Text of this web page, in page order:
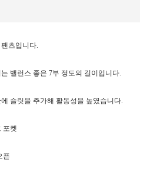
츠입니다.
밸런스 좋은 7부 정도의 길이입니다.
슬릿을 추가해 활동성을 높였습니다.
포켓
픈